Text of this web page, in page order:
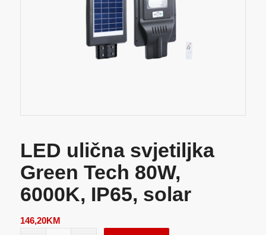
LED ulična svjetiljka
Green Tech 80W,
6000K, IP65, solar
146,20KM